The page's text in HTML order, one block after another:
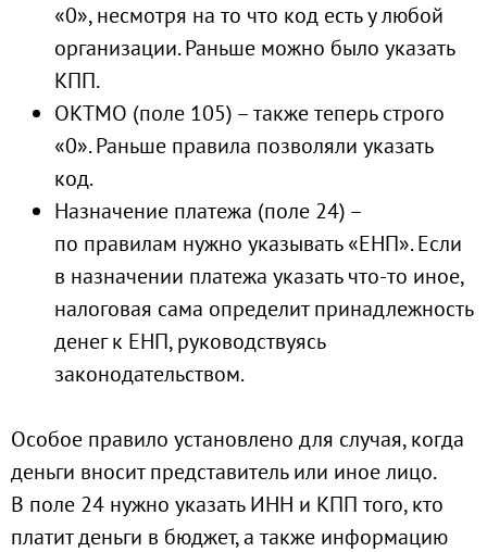
«0», несмотря на то что код есть у любой
организации. Раньше можно было указать
КПП.
ОКТМО (поле 105) – также теперь строго
«0». Раньше правила позволяли указать
код.
Назначение платежа (поле 24) –
по правилам нужно указывать «ЕНП». Если
в назначении платежа указать что-то иное,
налоговая сама определит принадлежность
денег к ЕНП, руководствуясь
законодательством.
Особое правило установлено для случая, когда
деньги вносит представитель или иное лицо.
В поле 24 нужно указать ИНН и КПП того, кто
платит деньги в бюджет, а также информацию